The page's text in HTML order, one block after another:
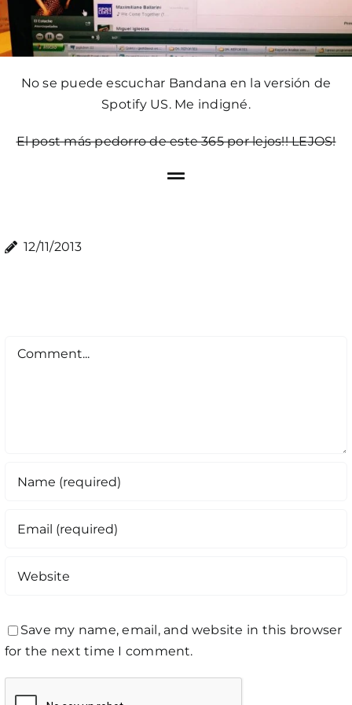
No se puede escuchar Bandana en la versión de
Spotify US. Me indigné.
El post más pedorro de este 365 por lejos!! LEJOS!
12/11/2013
Comment
Save my name, email, and website in this browser
for the next time I comment.